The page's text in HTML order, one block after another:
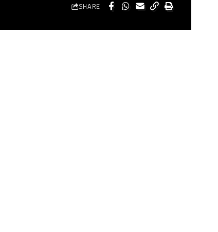
SHARE